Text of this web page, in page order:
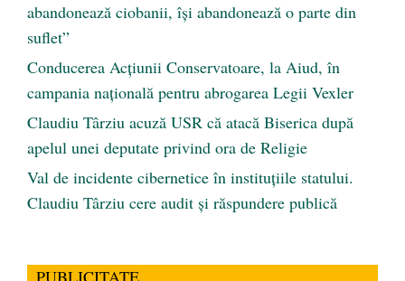
abandonează ciobanii, își abandonează o parte din
suflet”
Conducerea Acțiunii Conservatoare, la Aiud, în
campania națională pentru abrogarea Legii Vexler
Claudiu Târziu acuză USR că atacă Biserica după
apelul unei deputate privind ora de Religie
Val de incidente cibernetice în instituțiile statului.
Claudiu Târziu cere audit și răspundere publică
PUBLICITATE